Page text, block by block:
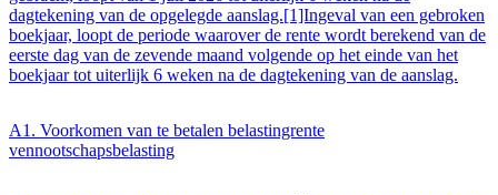
dagtekening van de opgelegde aanslag.[1]Ingeval van een gebroken
boekjaar, loopt de periode waarover de rente wordt berekend van de
eerste dag van de zevende maand volgende op het einde van het
boekjaar tot uiterlijk 6 weken na de dagtekening van de aanslag.
A1. Voorkomen van te betalen belastingrente
vennootschapsbelasting